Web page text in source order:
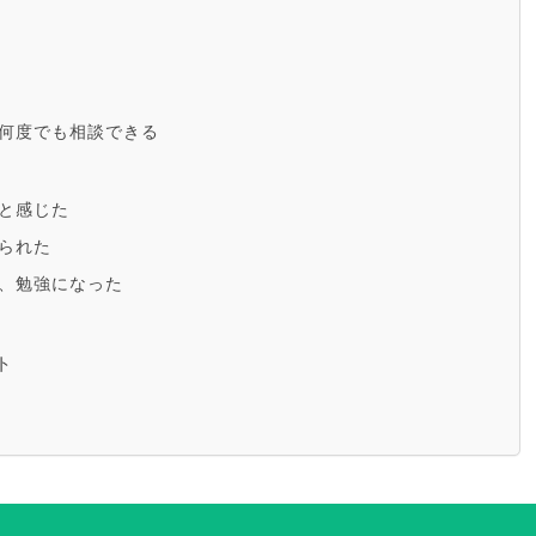
度でも相談できる
感じた
れた
勉強になった